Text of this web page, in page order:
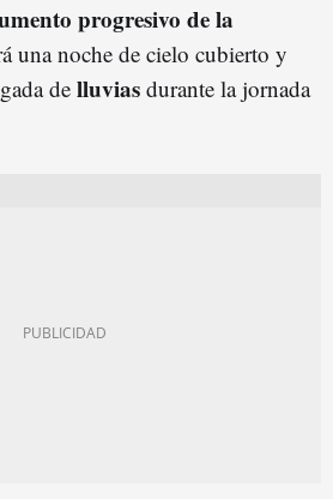
progresivo de la
una noche de cielo cubierto y
delluvias durante la jornada